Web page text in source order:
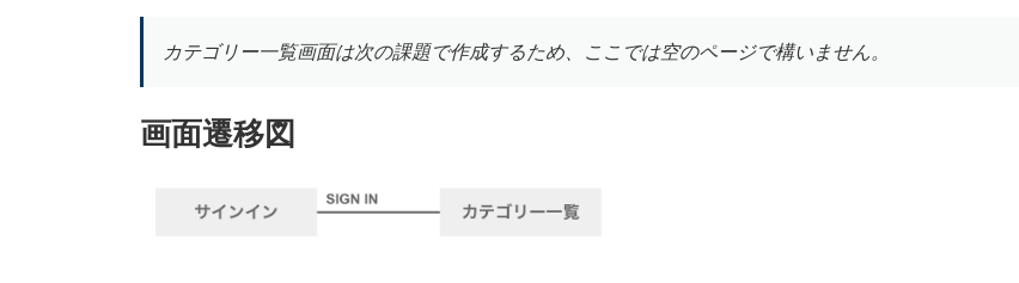
カテゴリー一覧画面は次の課題で作成するため、ここでは空のページで構いません。
画面遷移図